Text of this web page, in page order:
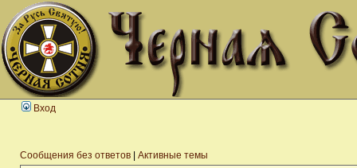
Вход
Сообщения без ответов Активные темы